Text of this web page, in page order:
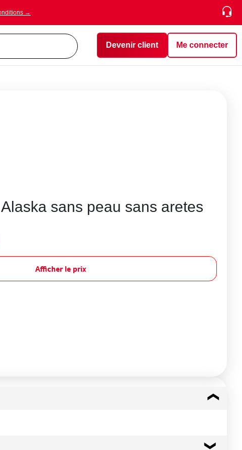
→
Devenir client Me connecter
sans peau sans aretes
Afficher le prix